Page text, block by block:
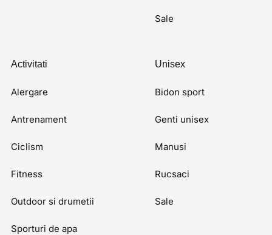
Sale
Activitati
Alergare
Antrenament
Ciclism
Fitness
Outdoor si drumetii
Sporturi de apa
Unisex
Bidon sport
Genti unisex
Manusi
Rucsaci
Sale